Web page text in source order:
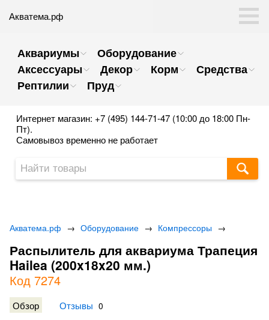
Акватема.рф
Аквариумы
Оборудование
Аксессуары
Декор Корм
Средства
Рептилии
Пруд
Интернет магазин: +7 (495) 144-71-47 (10:00 до 18:00 Пн-
Пт).
Самовывоз временно не работает
Акватема.рф → Оборудование → Компрессоры →
Распылитель для аквариума Трапеция
Hailea (200x18x20 мм.)
Код 7274
Обзор Отзывы 0